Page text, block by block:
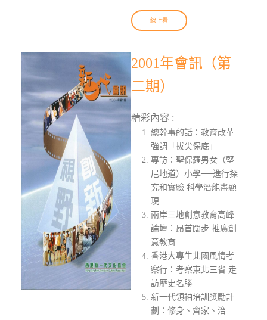
線上看
2001年會訊（第
二期）
精彩內容 :
總幹事的話：教育改革
強調「拔尖保底」
專訪：聖保羅男女（堅
尼地道）小學──進行探
究和實驗 科學潛能盡顯
現
兩岸三地創意教育高峰
論壇：昂首闊步 推廣創
意教育
香港大專生北國風情考
察行：考察東北三省 走
訪歷史名勝
新一代領袖培訓獎勵計
劃：修身、齊家、治